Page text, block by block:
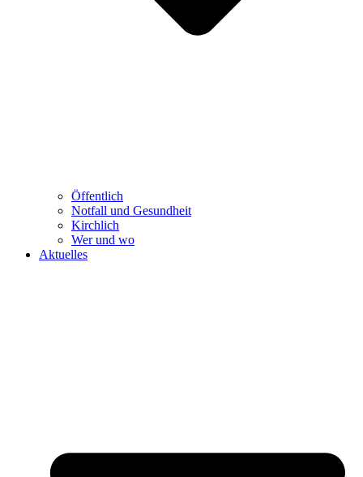
Öffentlich
Notfall und Gesundheit
Kirchlich
Wer und wo
Aktuelles